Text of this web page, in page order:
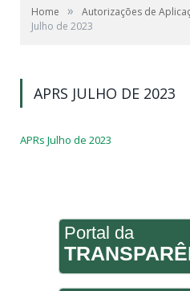
Home » Autorizações de
Julho de 2023
APRS JULHO DE 2023
APRs Julho de 2023
Portal da